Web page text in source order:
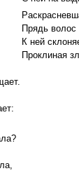
Прядь волос
К ней
Проклиная